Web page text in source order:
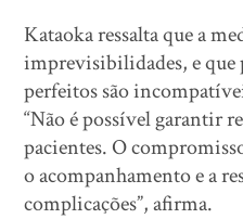
Kataoka ressalta que a
imprevisibilidades, e que
perfeitos são
“Não é possível garantir
pacientes. O
o acompanhamento e a
complicações”, afirma.